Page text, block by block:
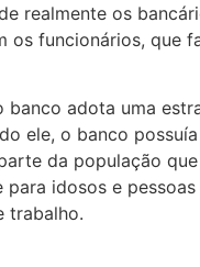
realmente os
funcionários,
adota uma
ele, o banco
da população
idosos e
trabalho.